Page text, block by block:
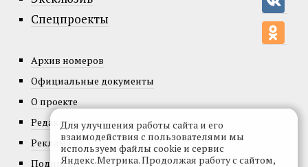
Спецпроекты
Архив номеров
Официальные документы
О проекте
Редакция
Реклама
Подписка
Для улучшения работы сайта и его
взаимодействия с пользователями мы
используем файлы cookie и сервис
Яндекс.Метрика. Продолжая работу с сайтом,